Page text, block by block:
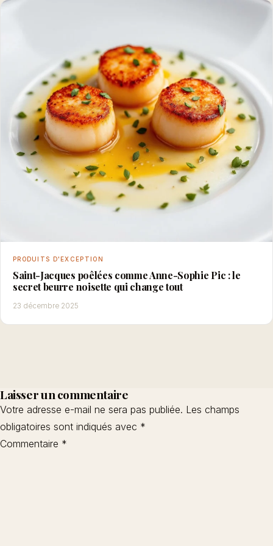
PRODUITS D'EXCEPTION
Saint-Jacques poêlées comme Anne-Sophie Pic : le
secret beurre noisette qui change tout
23 décembre 2025
Laisser un commentaire
Votre adresse e-mail ne sera pas publiée. Les champs
obligatoires sont indiqués avec *
Commentaire *